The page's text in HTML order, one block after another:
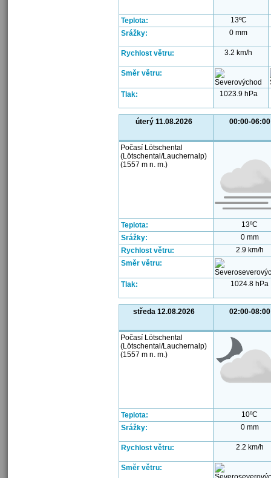
Teplota:
13ºC
Srážky:
0 mm
Rychlost větru: 3.2 km/h
Směr větru:
Tlak: 1023.9 hPa
úterý 11.08.2026 00:00-06:00
Počasí Lötschental
(Lötschental/Lauchernalp)
(1557 m n. m.)
Teplota:
13ºC
Srážky:
0 mm
Rychlost větru:
2.9 km/h
Směr větru:
Tlak: 1024.8 hPa
středa 12.08.2026 02:00-08:00
Počasí Lötschental
(Lötschental/Lauchernalp)
(1557 m n. m.)
Teplota:
10ºC
Srážky:
0 mm
Rychlost větru: 2.2 km/h
Směr větru: